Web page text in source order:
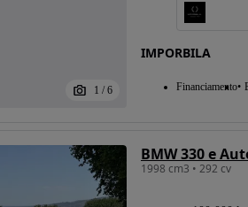
1 / 6
IMPORBILA
Financiamento
BMW 330 e
1998 cm3 • 292 cv